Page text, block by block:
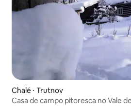
Chalé ⋅ Trutnov
Casa de campo pitoresca no Vale